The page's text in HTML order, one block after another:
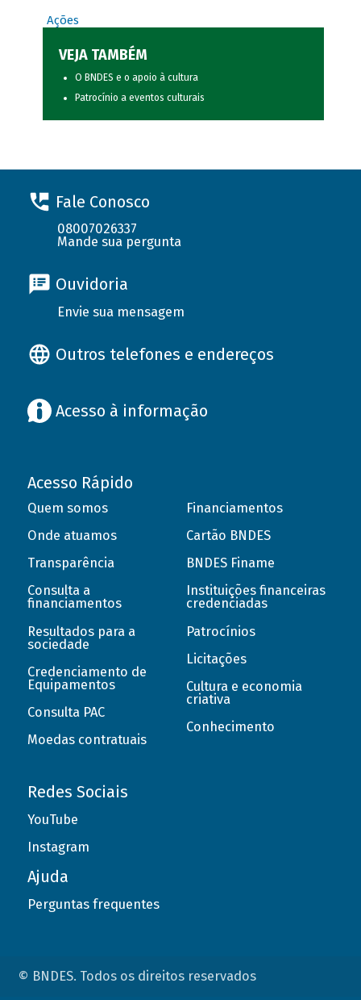
Ações
VEJA TAMBÉM
O BNDES e o apoio à cultura
Patrocínio a eventos culturais
Fale Conosco
08007026337
Mande sua pergunta
Ouvidoria
Envie sua mensagem
Outros telefones e endereços
Acesso à informação
Acesso Rápido
Quem somos
Onde atuamos
Transparência
Consulta a
financiamentos
Resultados para a
sociedade
Credenciamento de
Equipamentos
Consulta PAC
Moedas contratuais
Financiamentos
Cartão BNDES
BNDES Finame
Instituições financeiras
credenciadas
Patrocínios
Licitações
Cultura e economia
criativa
Conhecimento
Redes Sociais
YouTube
Instagram
Ajuda
Perguntas frequentes
© BNDES. Todos os direitos reservados